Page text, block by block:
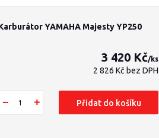
YAMAHA Majesty YP250
3 420 Kč/ks
2 826 Kč bez DPH
Přidat do košíku